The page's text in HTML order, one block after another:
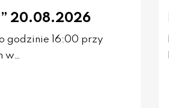
20.08.2026
godzinie 16:00 przy
w…